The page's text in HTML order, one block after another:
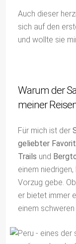
Auch dieser
sich auf den
und wollte sie
Warum der
meiner
Für mich ist der
geliebter Favorit
Trails und
einem
Vorzug gebe.
er bietet immer
einem